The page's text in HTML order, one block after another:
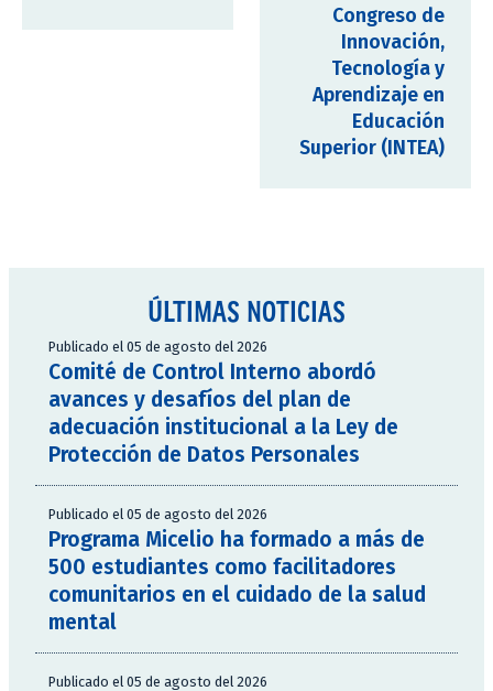
Congreso de
Innovación,
Tecnología y
Aprendizaje en
Educación
Superior (INTEA)
ÚLTIMAS NOTICIAS
Publicado el 05 de agosto del 2026
Comité de Control Interno abordó
avances y desafíos del plan de
adecuación institucional a la Ley de
Protección de Datos Personales
Publicado el 05 de agosto del 2026
Programa Micelio ha formado a más de
500 estudiantes como facilitadores
comunitarios en el cuidado de la salud
mental
Publicado el 05 de agosto del 2026